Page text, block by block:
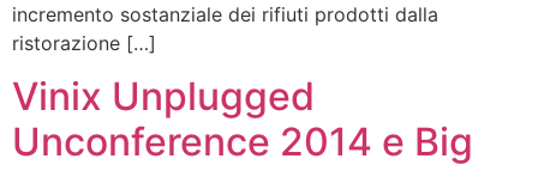
incremento sostanziale dei rifiuti prodotti dalla
ristorazione […]
Vinix Unplugged
Unconference 2014 e Big